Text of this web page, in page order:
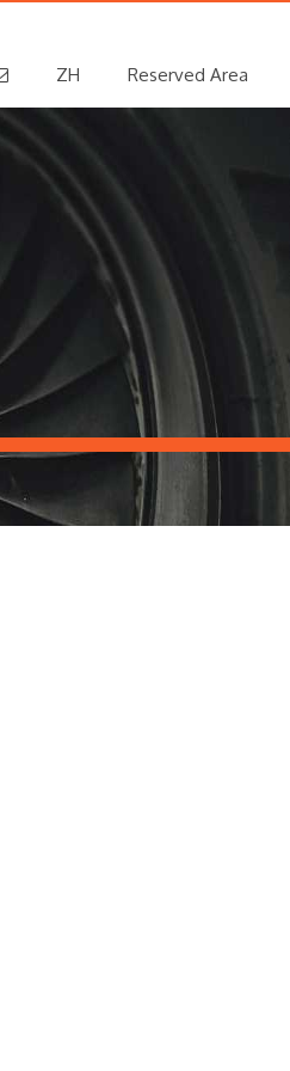
ZH Reserved Area